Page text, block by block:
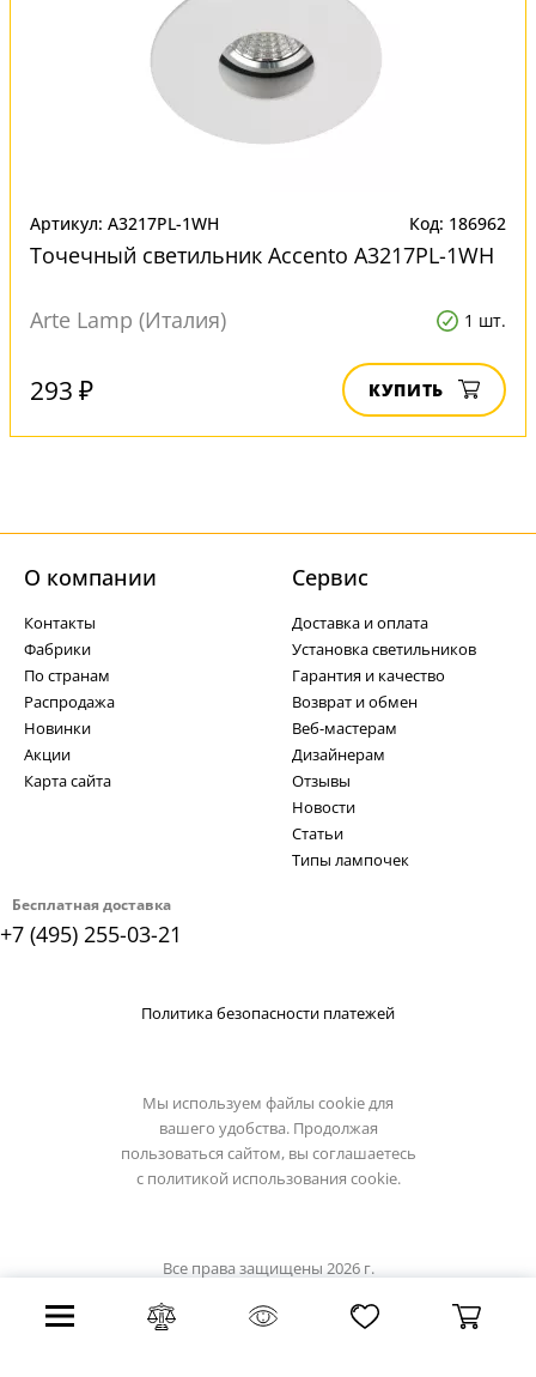
Артикул: A3217PL-1WH Код: 186962
Точечный светильник Accento A3217PL-1WH
Arte Lamp (Италия) 1 шт.
293 ₽ КУПИТЬ
Бесплатная доставка
+7 (495) 255-03-21
О компании
Контакты
Фабрики
По странам
Распродажа
Новинки
Акции
Карта сайта
Cервис
Доставка и оплата
Установка светильников
Гарантия и качество
Возврат и обмен
Веб-мастерам
Дизайнерам
Отзывы
Новости
Статьи
Типы лампочек
Политика безопасности платежей
Мы используем файлы cookie для
вашего удобства. Продолжая
пользоваться сайтом, вы соглашаетесь
с политикой использования cookie.
Все права защищены 2026 г.